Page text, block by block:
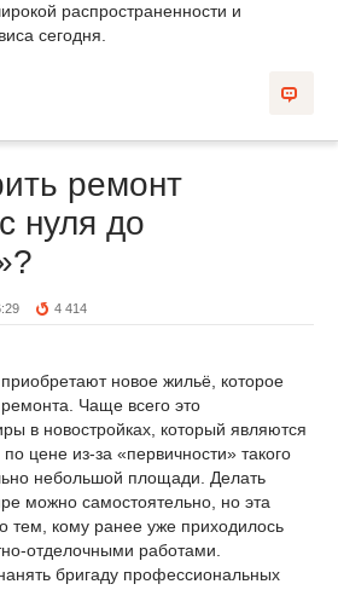
распространенности и
сегодня.
ремонт
нуля до
4 414
новое жильё, которое
Чаще всего это
в новостройках, который являются
цене из-за «первичности» такого
небольшой площади. Делать
можно самостоятельно, но эта
тем, кому ранее уже приходилось
отделочными работами.
бригаду профессиональных